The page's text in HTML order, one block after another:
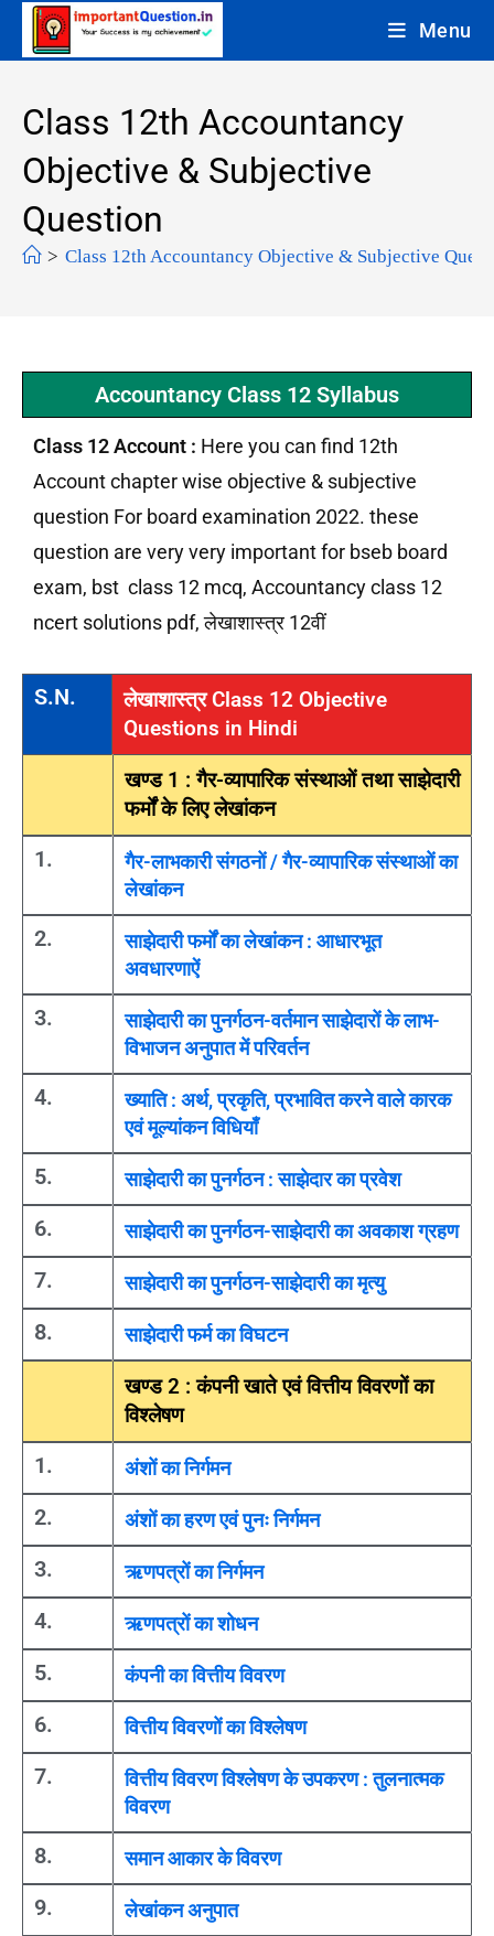
Menu
Class 12th Accountancy
Objective & Subjective
Question
> Class 12th Accountancy Objective & Subjective
Accountancy Class 12 Syllabus
Class 12 Account : Here you can find 12th
Account chapter wise objective & subjective
question For board examination 2022. these
question are very very important for bseb board
exam, bst class 12 mcq, Accountancy class 12
ncert solutions pdf, लेखाशास्त्र 12वीं
S.N.
लेखाशास्त्र Class 12 Objective
Questions in Hindi
खण्ड 1 : गैर-व्यापारिक संस्थाओं तथा साझेदारी
फर्मों के लिए लेखांकन
1.
गैर-लाभकारी संगठनों / गैर-व्यापारिक संस्थाओं का
लेखांकन
2.
साझेदारी फर्मों का लेखांकन : आधारभूत
अवधारणाऐं
3.
साझेदारी का पुनर्गठन-वर्तमान साझेदारों के लाभ-
विभाजन अनुपात में परिवर्तन
4.
ख्याति : अर्थ, प्रकृति, प्रभावित करने वाले कारक
एवं मूल्यांकन विधियाँ
5. साझेदारी का पुनर्गठन : साझेदार का प्रवेश
6. साझेदारी का पुनर्गठन-साझेदारी का अवकाश ग्रहण
7. साझेदारी का पुनर्गठन-साझेदारी का मृत्यु
8. साझेदारी फर्म का विघटन
खण्ड 2 : कंपनी खाते एवं वित्तीय विवरणों का
विश्लेषण
1. अंशों का निर्गमन
2. अंशों का हरण एवं पुनः निर्गमन
3. ऋणपत्रों का निर्गमन
4. ऋणपत्रों का शोधन
5. कंपनी का वित्तीय विवरण
6. वित्तीय विवरणों का विश्लेषण
7.
वित्तीय विवरण विश्लेषण के उपकरण : तुलनात्मक
विवरण
8. समान आकार के विवरण
9. लेखांकन अनुपात